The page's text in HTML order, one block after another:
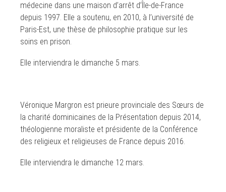
médecine dans une maison d’arrêt d’Île-de-France
depuis 1997. Elle a soutenu, en 2010, à l’université de
Paris-Est, une thèse de philosophie pratique sur les
soins en prison.
Elle interviendra le dimanche 5 mars.
Véronique Margron est prieure provinciale des Sœurs de
la charité dominicaines de la Présentation depuis 2014,
théologienne moraliste et présidente de la Conférence
des religieux et religieuses de France depuis 2016.
Elle interviendra le dimanche 12 mars.